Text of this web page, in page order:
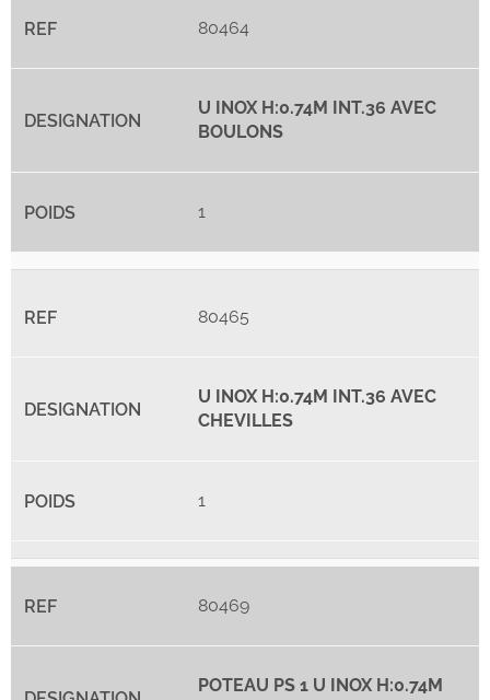
80464
U INOX H:0.74M INT.36 AVEC
BOULONS
1
80465
U INOX H:0.74M INT.36 AVEC
CHEVILLES
1
80469
POTEAU PS 1 U INOX H:0.74M